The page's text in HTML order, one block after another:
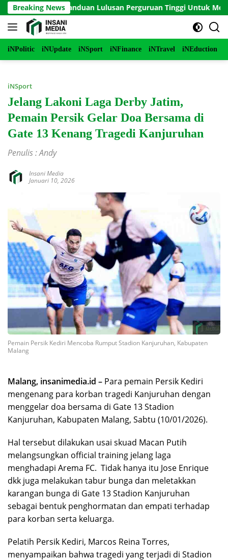
Langsung
ke
konten
Breaking News
2 Serial Panduan Lulusan Perguruan Tinggi Untuk Menjadi
iNPolitic iNUpdate iNSport iNFinance iNTravel iNEduction
iNSport
Jelang Lakoni Laga Derby Jatim,
Pemain Persik Gelar Doa Bersama di
Gate 13 Kenang Tragedi Kanjuruhan
Penulis : Andy
Insani Media
Januari 10, 2026
Pemain Persik Kediri Mencoba Rumput Stadion Kanjuruhan, Kabupaten
Malang
Malang, insanimedia.id – Para pemain Persik Kediri
mengenang para korban tragedi Kanjuruhan dengan
menggelar doa bersama di Gate 13 Stadion
Kanjuruhan, Kabupaten Malang, Sabtu (10/01/2026).
Hal tersebut dilakukan usai skuad Macan Putih
melangsungkan official training jelang laga
menghadapi Arema FC. Tidak hanya itu Jose Enrique
dkk juga melakukan tabur bunga dan meletakkan
karangan bunga di Gate 13 Stadion Kanjuruhan
sebagai bentuk penghormatan dan empati terhadap
para korban serta keluarga.
Pelatih Persik Kediri, Marcos Reina Torres,
menyampaikan bahwa tragedi yang terjadi di Stadion